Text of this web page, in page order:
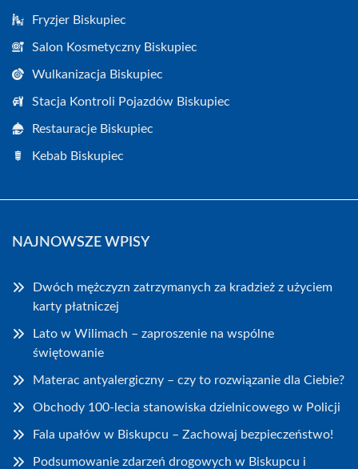
Fryzjer Biskupiec
Salon Kosmetyczny Biskupiec
Wulkanizacja Biskupiec
Stacja Kontroli Pojazdów Biskupiec
Restauracje Biskupiec
Kebab Biskupiec
NAJNOWSZE WPISY
Dwóch mężczyzn zatrzymanych za kradzież z użyciem
karty płatniczej
Lato w Wilimach – zaproszenie na wspólne
świętowanie
Materac antyalergiczny – czy to rozwiązanie dla Ciebie?
Obchody 100-lecia stanowiska dzielnicowego w Policji
Fala upałów w Biskupcu – Zachowaj bezpieczeństwo!
Podsumowanie zdarzeń drogowych w Biskupcu i